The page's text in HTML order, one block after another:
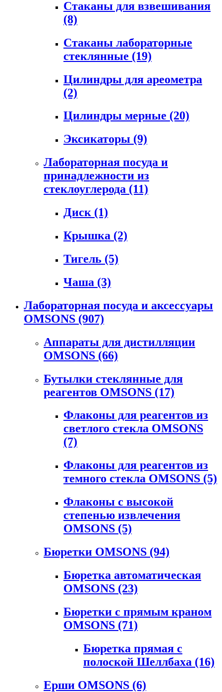
Стаканы для взвешивания
(8)
Стаканы лабораторные
стеклянные (19)
Цилиндры для ареометра
(2)
Цилиндры мерные (20)
Эксикаторы (9)
Лабораторная посуда и
принадлежности из
стеклоуглерода (11)
Диск (1)
Крышка (2)
Тигель (5)
Чаша (3)
Лабораторная посуда и аксессуары
OMSONS (907)
Аппараты для дистилляции
OMSONS (66)
Бутылки стеклянные для
реагентов OMSONS (17)
Флаконы для реагентов из
светлого стекла OMSONS
(7)
Флаконы для реагентов из
темного стекла OMSONS (5)
Флаконы с высокой
степенью извлечения
OMSONS (5)
Бюретки OMSONS (94)
Бюретка автоматическая
OMSONS (23)
Бюретки с прямым краном
OMSONS (71)
Бюретка прямая с
полоской Шеллбаха (16)
Ерши OMSONS (6)